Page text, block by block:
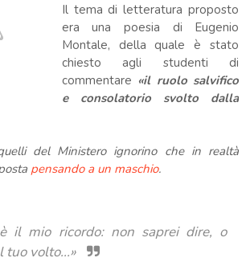
Il tema di letteratura proposto
era una poesia di Eugenio
Montale, della quale è stato
chiesto agli studenti di
commentare «il ruolo salvifico
e consolatorio svolto dalla
del Ministero ignorino che in realtà
pensando a un maschio.
è il mio ricordo: non saprei dire, o
tuo volto...»